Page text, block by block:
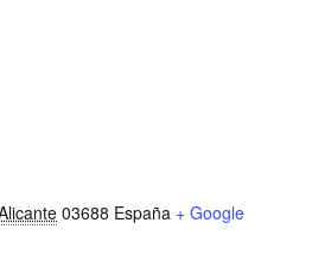
03688 España + Google